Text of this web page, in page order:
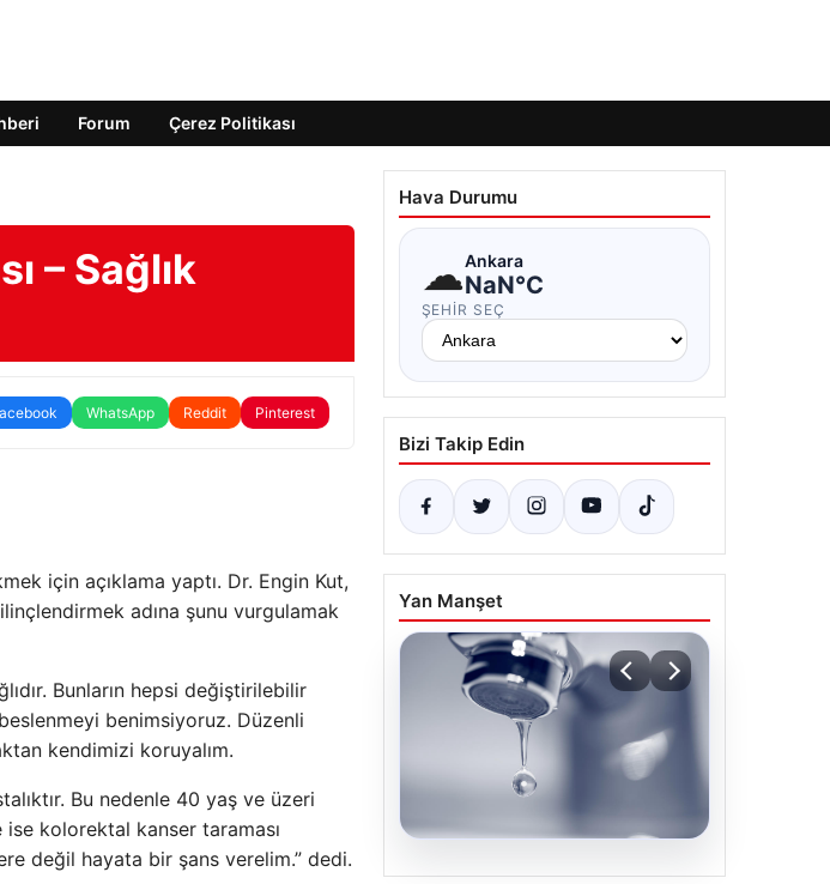
Forum Çerez Politikası
– Sağlık
WhatsApp Reddit Pinterest
için açıklama yaptı. Dr. Engin Kut,
adına şunu vurgulamak
Bunların hepsi değiştirilebilir
benimsiyoruz. Düzenli
kendimizi koruyalım.
Bu nedenle 40 yaş ve üzeri
ise kolorektal kanser taraması
değil hayata bir şans verelim.” dedi.
Hava Durumu
☁Ankara
NaN°C
ŞEHIR SEÇ
Bizi Takip Edin
Yan Manşet
04.08.2026